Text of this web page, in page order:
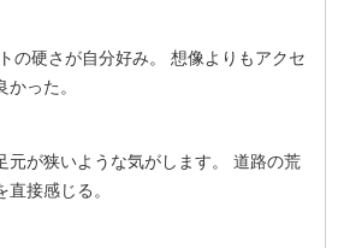
の硬さが自分好み。 想像よりもアクセ
った。
元が狭いような気がします。 道路の荒
接感じる。